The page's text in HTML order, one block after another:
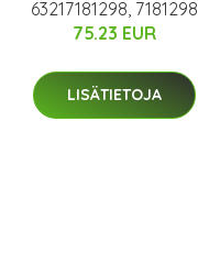
63217181298, 7181298
75.23 EUR
LISÄTIETOJA